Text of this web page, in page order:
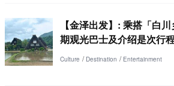
【金泽出发】: 乘搭「白
期观光巴士及介绍是次行
Culture Destination Entertainment